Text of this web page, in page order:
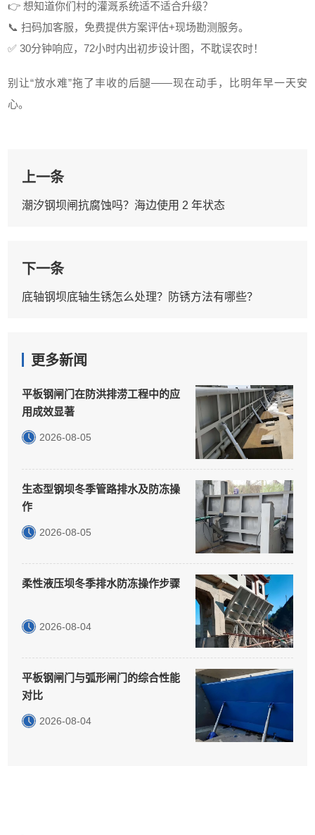
👉 想知道你们村的灌溉系统适不适合升级？
📞 扫码加客服，免费提供方案评估+现场勘测服务。
✅ 30分钟响应，72小时内出初步设计图，不耽误农时！
别让“放水难”拖了丰收的后腿——现在动手，比明年早一天安
心。
上一条
潮汐钢坝闸抗腐蚀吗？海边使用 2 年状态
下一条
底轴钢坝底轴生锈怎么处理？防锈方法有哪些？
更多新闻
平板钢闸门在防洪排涝工程中的应
用成效显著
2026-08-05
生态型钢坝冬季管路排水及防冻操
作
2026-08-05
柔性液压坝冬季排水防冻操作步骤
2026-08-04
平板钢闸门与弧形闸门的综合性能
对比
2026-08-04